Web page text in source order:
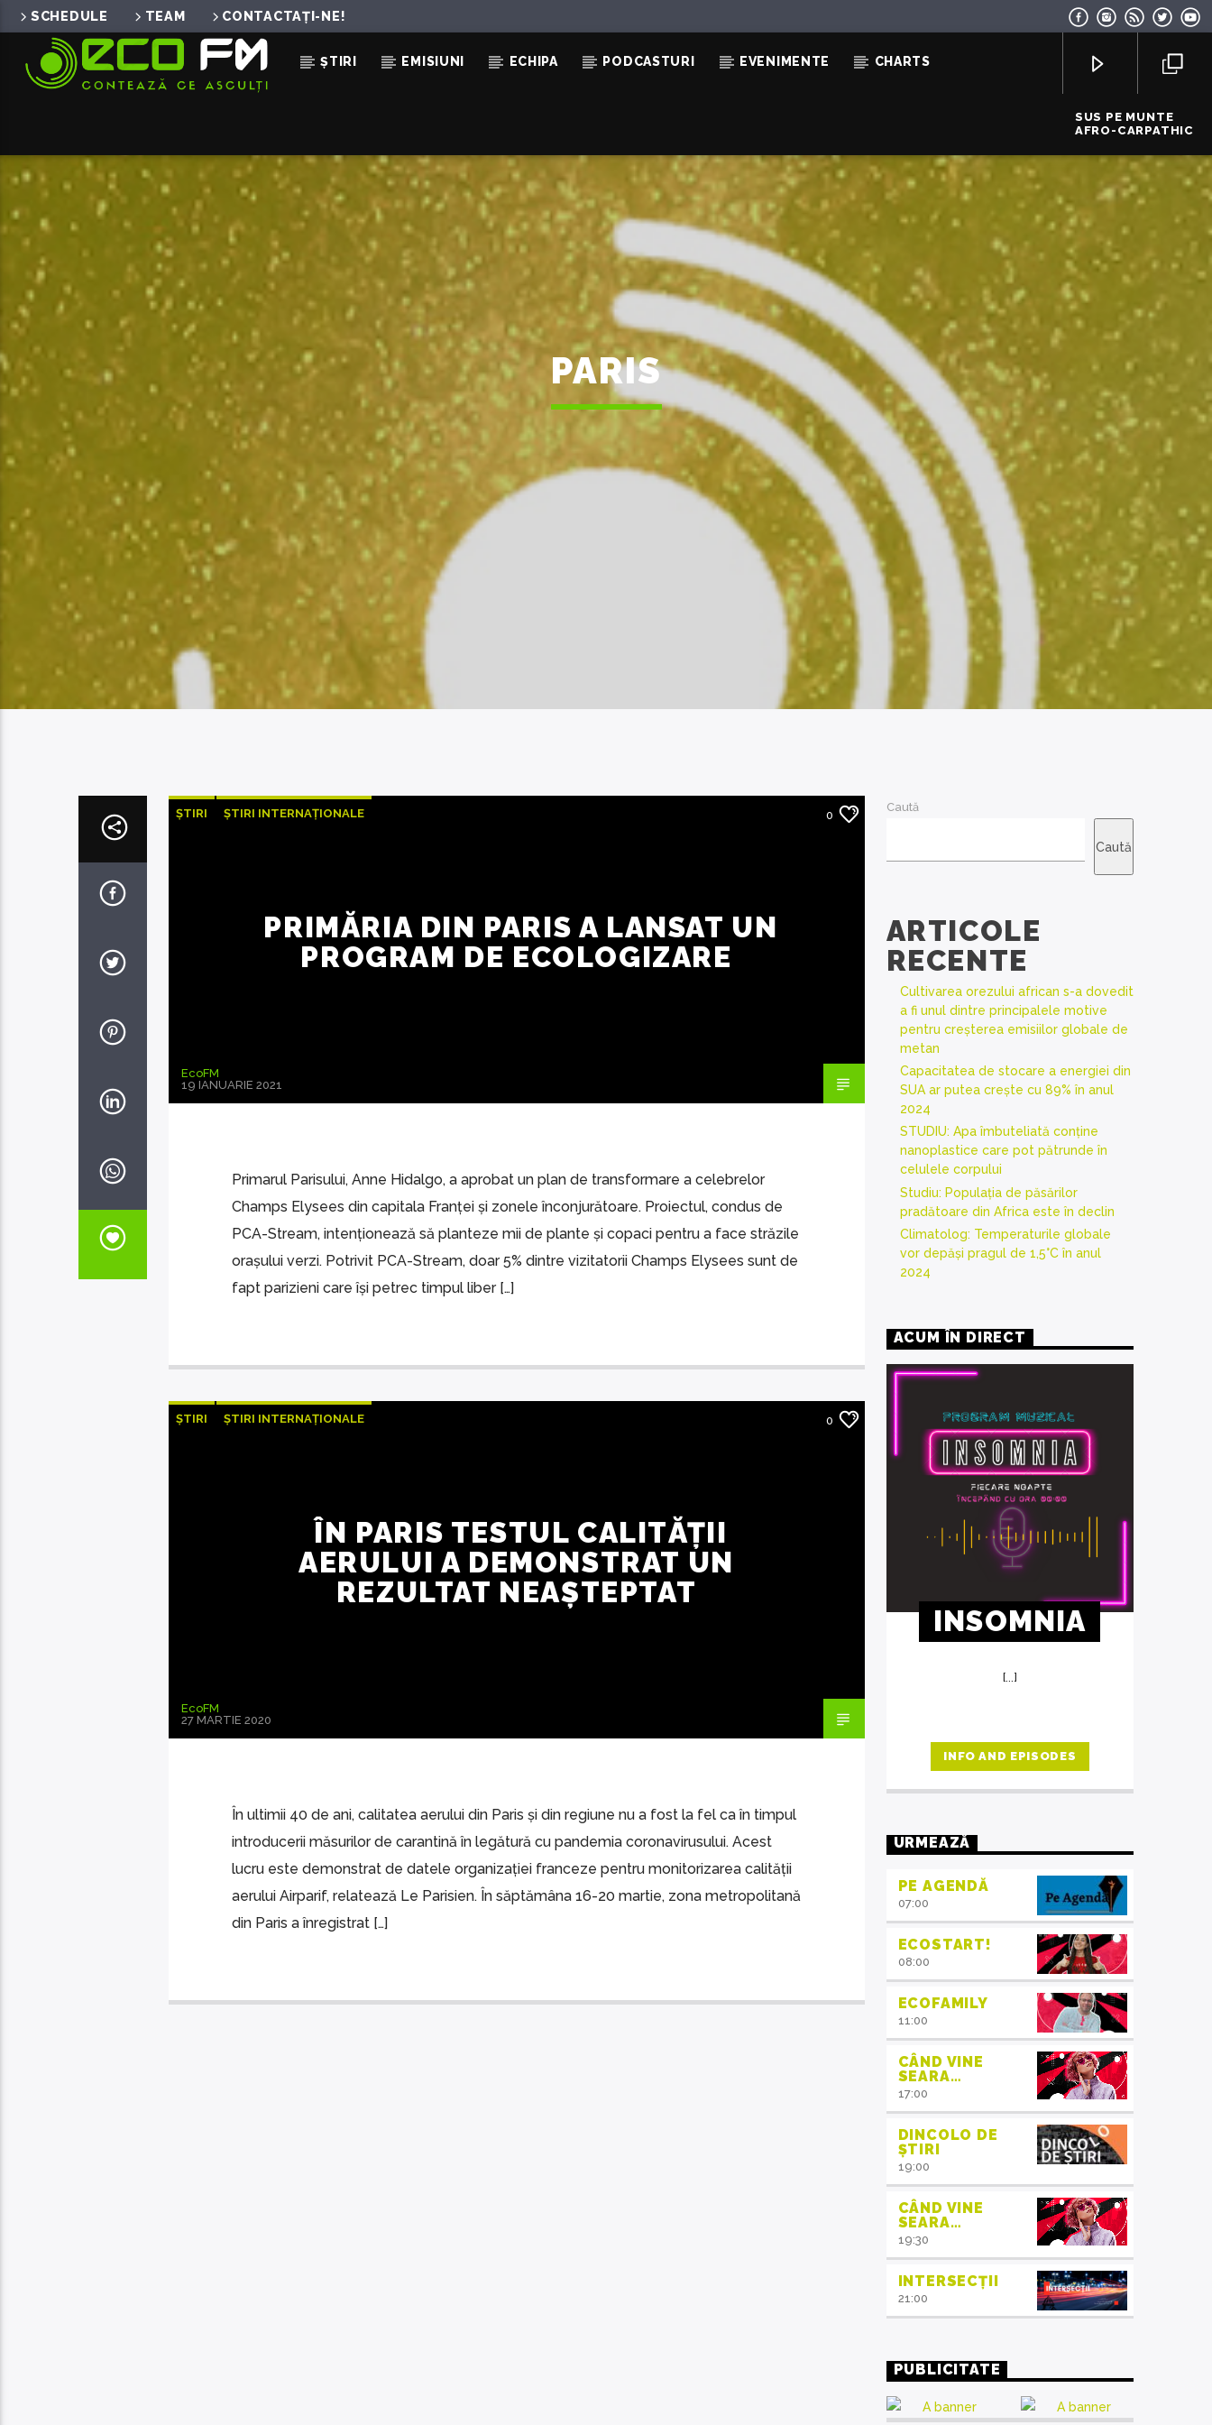
SCHEDULE TEAM CONTACTAȚI-NE!
ȘTIRI EMISIUNI ECHIPA PODCASTURI EVENIMENTE CHARTS
SUS PE MUNTE
AFRO-CARPATHIC
ACUM ÎN DIRECT
SUS PE MUNTE
AFRO-CARPATHIC
PARIS
ȘTIRI ȘTIRI INTERNAȚIONALE 0
PRIMĂRIA DIN PARIS A LANSAT UN
PROGRAM DE ECOLOGIZARE
EcoFM
19 IANUARIE 2021
Primarul Parisului, Anne Hidalgo, a aprobat un plan de transformare a celebrelor
Champs Elysees din capitala Franței și zonele înconjurătoare. Proiectul, condus de
PCA-Stream, intenționează să planteze mii de plante și copaci pentru a face străzile
orașului verzi. Potrivit PCA-Stream, doar 5% dintre vizitatorii Champs Elysees sunt de
fapt parizieni care își petrec timpul liber […]
ȘTIRI ȘTIRI INTERNAȚIONALE 0
ÎN PARIS TESTUL CALITĂȚII
AERULUI A DEMONSTRAT UN
REZULTAT NEAȘTEPTAT
EcoFM
27 MARTIE 2020
În ultimii 40 de ani, calitatea aerului din Paris și din regiune nu a fost la fel ca în timpul
introducerii măsurilor de carantină în legătură cu pandemia coronavirusului. Acest
lucru este demonstrat de datele organizației franceze pentru monitorizarea calității
aerului Airparif, relatează Le Parisien. În săptămâna 16-20 martie, zona metropolitană
din Paris a înregistrat […]
Caută
Caută
ARTICOLE
RECENTE
Cultivarea orezului african s-a dovedit
a fi unul dintre principalele motive
pentru creșterea emisiilor globale de
metan
Capacitatea de stocare a energiei din
SUA ar putea crește cu 89% în anul
2024
STUDIU: Apa îmbuteliată conține
nanoplastice care pot pătrunde în
celulele corpului
Studiu: Populația de păsărilor
pradătoare din Africa este în declin
Climatolog: Temperaturile globale
vor depăși pragul de 1,5°C în anul
2024
ACUM ÎN DIRECT
INSOMNIA
[...]
INFO AND EPISODES
URMEAZĂ
PE AGENDĂ
07:00
ECOSTART!
08:00
ECOFAMILY
11:00
CÂND VINE
SEARA…
17:00
DINCOLO DE
ȘTIRI
19:00
CÂND VINE
SEARA…
19:30
INTERSECȚII
21:00
PUBLICITATE